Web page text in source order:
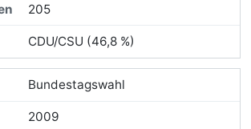
205
CDU/CSU (46,8 %)
Bundestagswahl
2009